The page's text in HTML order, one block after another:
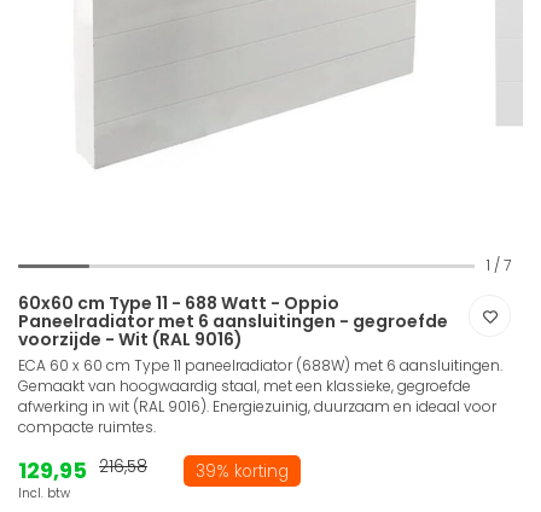
1 / 7
60x60 cm Type 11 - 688 Watt - Oppio
Paneelradiator met 6 aansluitingen - gegroefde
voorzijde - Wit (RAL 9016)
ECA 60 x 60 cm Type 11 paneelradiator (688W) met 6 aansluitingen.
Gemaakt van hoogwaardig staal, met een klassieke, gegroefde
afwerking in wit (RAL 9016). Energiezuinig, duurzaam en ideaal voor
compacte ruimtes.
129,95
Incl. btw
216,58 39% korting